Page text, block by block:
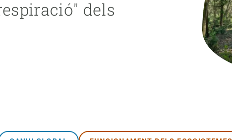
dels
Serveis tècnics Programa de màsters i doctorat
Vine de visitant o sabàtic
Segell de bones pràctiques HRS4R